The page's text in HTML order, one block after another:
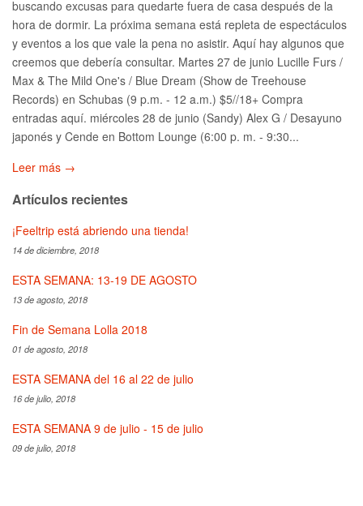
buscando excusas para quedarte fuera de casa después de la
hora de dormir. La próxima semana está repleta de espectáculos
y eventos a los que vale la pena no asistir. Aquí hay algunos que
creemos que debería consultar. Martes 27 de junio Lucille Furs /
Max & The Mild One's / Blue Dream (Show de Treehouse
Records) en Schubas (9 p.m. - 12 a.m.) $5//18+ Compra
entradas aquí. miércoles 28 de junio (Sandy) Alex G / Desayuno
japonés y Cende en Bottom Lounge (6:00 p. m. - 9:30...
Leer más →
Artículos recientes
¡Feeltrip está abriendo una tienda!
14 de diciembre, 2018
ESTA SEMANA: 13-19 DE AGOSTO
13 de agosto, 2018
Fin de Semana Lolla 2018
01 de agosto, 2018
ESTA SEMANA del 16 al 22 de julio
16 de julio, 2018
ESTA SEMANA 9 de julio - 15 de julio
09 de julio, 2018